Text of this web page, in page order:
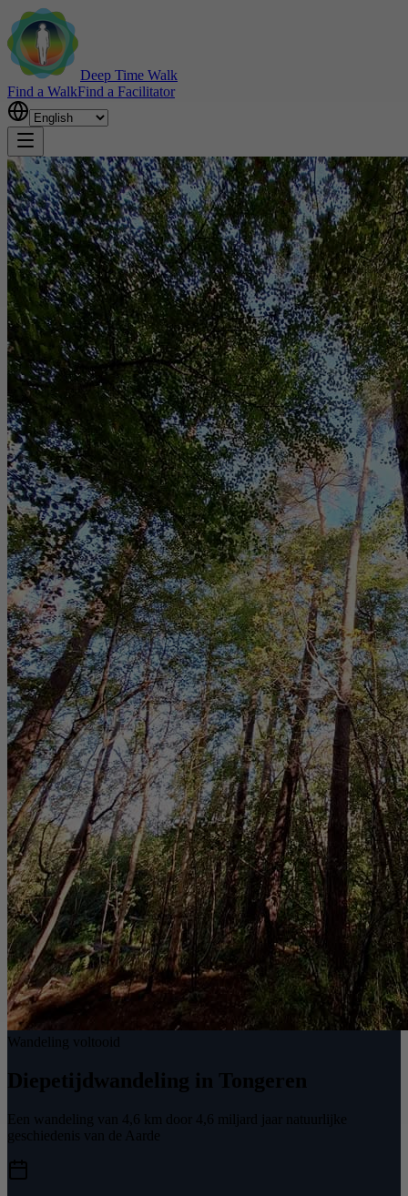
Deep Time Walk
Find a WalkFind a Facilitator
Wandeling voltooid
Diepetijdwandeling in Tongeren
Een wandeling van 4,6 km door 4,6 miljard jaar natuurlijke
geschiedenis van de Aarde